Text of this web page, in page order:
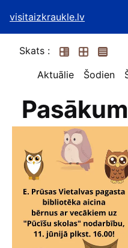
visitaizkraukle.lv
Skats :
Aktuālie
Šodien